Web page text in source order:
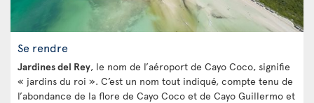
Se rendre
Jardines del Rey, le nom de l’aéroport de Cayo Coco, signifie
« jardins du roi ». C’est un nom tout indiqué, compte tenu de
l’abondance de la flore de Cayo Coco et de Cayo Guillermo et